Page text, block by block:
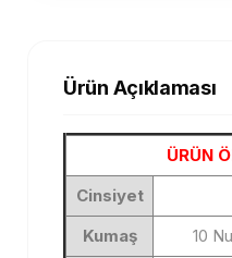
Ürün Açıklaması
ÜRÜN
Cinsiyet
Kumaş
10